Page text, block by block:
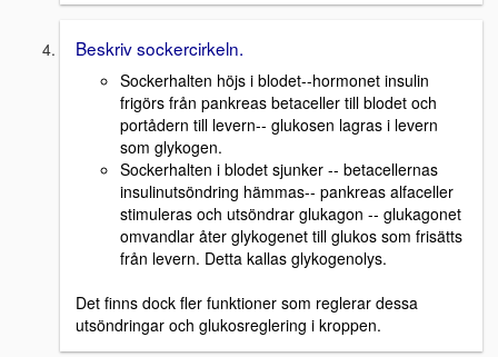
Beskriv sockercirkeln.
Sockerhalten höjs i blodet--hormonet insulin
frigörs från pankreas betaceller till blodet och
portådern till levern-- glukosen lagras i levern
som glykogen.
Sockerhalten i blodet sjunker -- betacellernas
insulinutsöndring hämmas-- pankreas alfaceller
stimuleras och utsöndrar glukagon -- glukagonet
omvandlar åter glykogenet till glukos som frisätts
från levern. Detta kallas glykogenolys.
Det finns dock fler funktioner som reglerar dessa
utsöndringar och glukosreglering i kroppen.